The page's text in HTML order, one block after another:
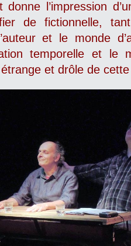
l’impression
de fictionnelle,
et le monde
temporelle et le
étrange et drôle de